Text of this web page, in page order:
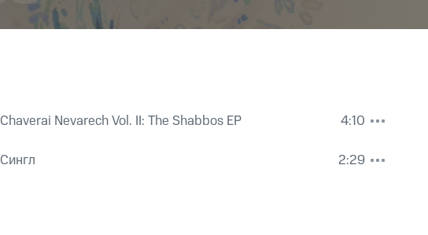
Chaverai Nevarech Vol. II: The Shabbos EP
4:10
Сингл 2:29